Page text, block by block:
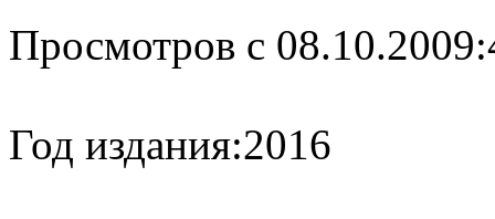
Просмотров с 08.10.2009:
Год издания:2016